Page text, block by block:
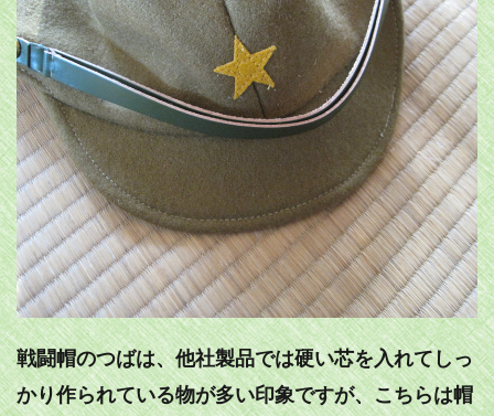
戦闘帽のつばは、他社製品では硬い芯を入れてしっ
かり作られている物が多い印象ですが、こちらは帽